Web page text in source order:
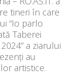
tineri în care
“Io parlo
Taberei
a ziarului
au
artistice.